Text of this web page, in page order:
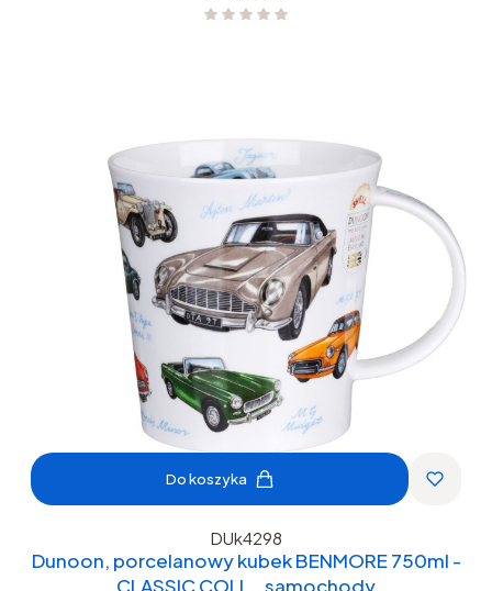
Do koszyka
DUk4298
Dunoon, porcelanowy kubek BENMORE 750ml -
CLASSIC COLL., samochody